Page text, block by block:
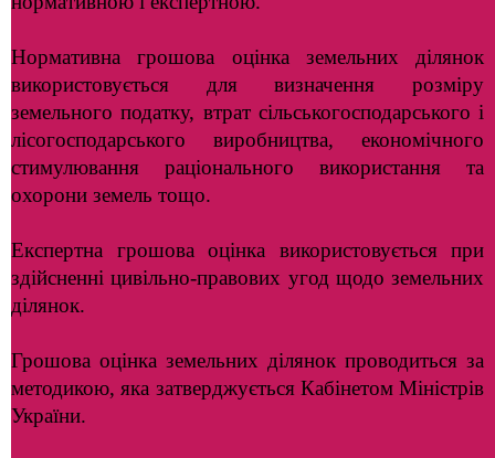
Нормативна грошова оцінка земельних ділянок
використовується для визначення розміру
земельного податку, втрат сільськогосподарського і
лісогосподарського виробництва, економічного
стимулювання раціонального використання та
охорони земель тощо.
Експертна грошова оцінка використовується при
здійсненні цивільно-правових угод щодо земельних
ділянок.
Грошова оцінка земельних ділянок проводиться за
методикою, яка затверджується Кабінетом Міністрів
України.